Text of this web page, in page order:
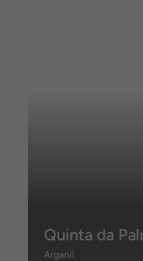
Arganil